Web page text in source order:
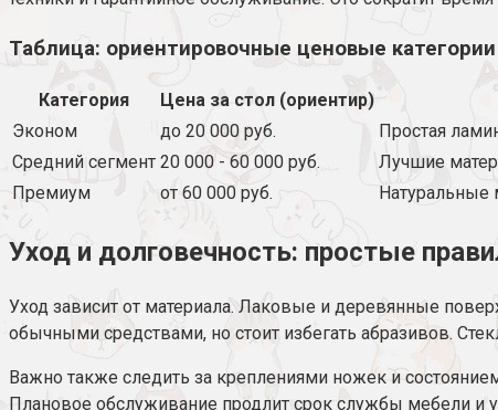
Таблица: ориентировочные ценовые категории
Категория Цена за стол (ориентир)
Эконом
до 20 000 руб.
Простая
Средний сегмент 20 000 - 60 000 руб.
Лучшие
Премиум
от 60 000 руб. Натуральные
Уход и долговечность: простые
Уход зависит от материала. Лаковые и деревянные
обычными средствами, но стоит избегать абразивов.
Важно также следить за креплениями ножек и
Плановое обслуживание продлит срок службы мебели и